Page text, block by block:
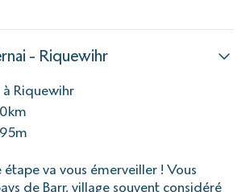
- Riquewihr
Riquewihr
va vous émerveiller ! Vous
de Barr, village souvent considéré